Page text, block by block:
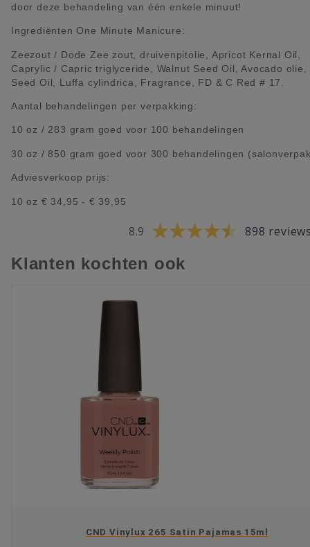
door deze behandeling van één enkele minuut!
Ingrediënten One Minute Manicure:
Zeezout / Dode Zee zout, druivenpitolie, Apricot Kernal Oil,
Caprylic / Capric triglyceride, Walnut Seed Oil, Avocado olie,
Seed Oil, Luffa cylindrica, Fragrance, FD & C Red # 17.
Aantal behandelingen per verpakking:
10 oz / 283 gram goed voor 100 behandelingen
30 oz / 850 gram goed voor 300 behandelingen
Adviesverkoop prijs:
10 oz € 34,95 - € 39,95
8.9 898
Klanten kochten ook
CND Vinylux 265 Satin Pajamas 15ml